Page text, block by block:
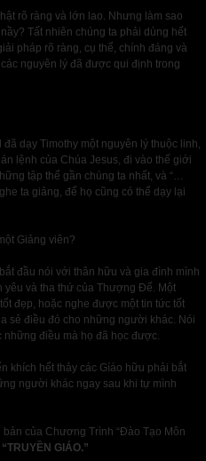
rõ ràng và lớn lao. Nhưng làm sao
Tất nhiên chúng ta phải dùng hết
pháp rõ ràng, cụ thể, chính đáng và
nguyên lý đã được qui định trong
dạy Timothy một nguyên lý thuộc linh,
lệnh của Chúa Jesus, đi vào thế giới
tập thể gần chúng ta nhất, và “…
ta giảng, để họ cũng có thể dạy lại
Giảng viên?
đầu nói với thân hữu và gia đình mình
yêu và tha thứ của Thượng Đế. Một
đẹp, hoặc nghe được một tin tức tốt
sẻ điều đó cho những người khác. Nói
điều mà họ đã học được.
khích hết thảy các Gíáo hữu phải bắt
người khác ngay sau khi tự mình
của Chương Trình “Đào Tạo Môn
GIÁO.”